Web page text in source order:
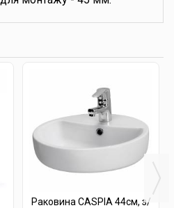
Раковина CASPIA 44см, з/